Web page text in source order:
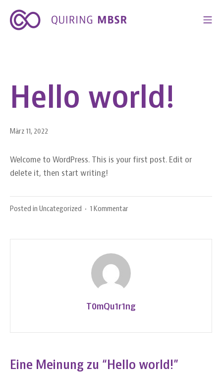
Inhalt
springen
Hello world!
März 11, 2022
Welcome to WordPress. This is your first post. Edit or
delete it, then start writing!
Posted in Uncategorized • 1 Kommentarzu
T0mQu1r1ng
Eine Meinung zu “ Hello world!”